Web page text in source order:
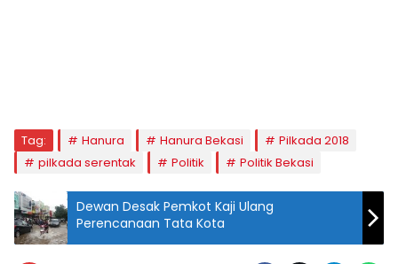
Tag: Hanura Hanura Bekasi
Pilkada 2018
pilkada serentak
Politik Politik Bekasi
Dewan Desak Pemkot Kaji Ulang
Perencanaan Tata Kota